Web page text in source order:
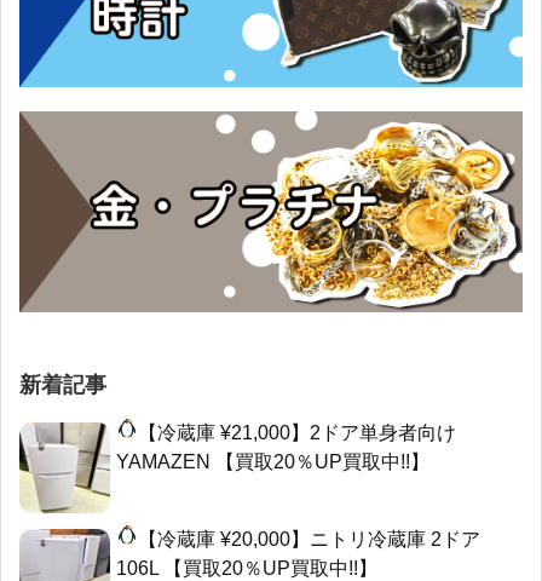
新着記事
【冷蔵庫 ¥21,000】2ドア単身者向け
YAMAZEN 【買取20％UP買取中!!】
【冷蔵庫 ¥20,000】ニトリ冷蔵庫 2ドア
106L 【買取20％UP買取中!!】